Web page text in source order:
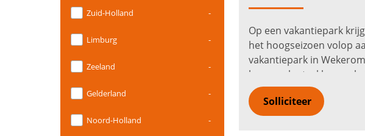
Zuid-Holland -
Limburg -
Zeeland -
Gelderland -
Noord-Holland -
Op een vakantiepark
het hoogseizoen volop
vakantiepark in
hagen, plantvakken en
vakantiewoningen,
wandelpaden...
Lees
Solliciteer